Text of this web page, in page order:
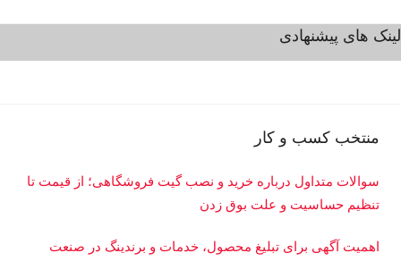
س
ب
لینک های پیشنهادی
منتخب کسب و کار
سوالات متداول درباره خرید و نصب گیت فروشگاهی؛ از قیمت تا
تنظیم حساسیت و علت بوق زدن
اهمیت آگهی برای تبلیغ محصول، خدمات و برندینگ در صنعت